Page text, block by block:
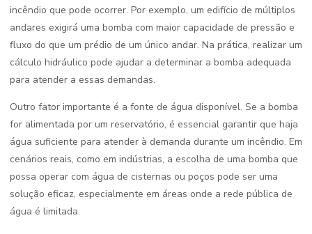
incêndio que pode ocorrer. Por exemplo, um edifício de múltiplos
andares exigirá uma bomba com maior capacidade de pressão e
fluxo do que um prédio de um único andar. Na prática, realizar um
cálculo hidráulico pode ajudar a determinar a bomba adequada
para atender a essas demandas.
Outro fator importante é a fonte de água disponível. Se a bomba
for alimentada por um reservatório, é essencial garantir que haja
água suficiente para atender à demanda durante um incêndio. Em
cenários reais, como em indústrias, a escolha de uma bomba que
possa operar com água de cisternas ou poços pode ser uma
solução eficaz, especialmente em áreas onde a rede pública de
água é limitada.